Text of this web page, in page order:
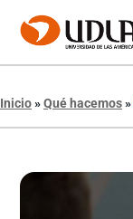
Inicio»Qué hacemos»